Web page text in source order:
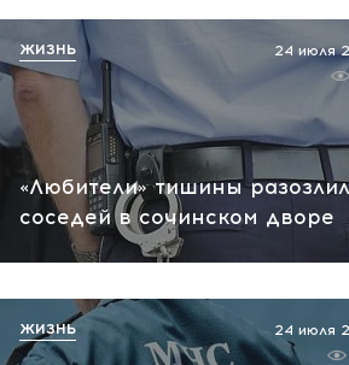
врачи Краснодара
вчера, 14:11
Срочно! Взрыв Мерседеса с
производителем дронов:
подробности покушения
вчера, 14:00
«Любители» тишины
соседей в сочинском дворе
24 июля
ЖИЗНЬ
24 июля
ЖИЗНЬ